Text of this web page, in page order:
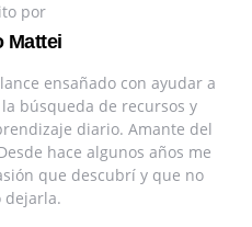
por
Mattei
ensañado con ayudar a
búsqueda de recursos y
diario. Amante del
hace algunos años me
que descubrí y que no
dejarla.